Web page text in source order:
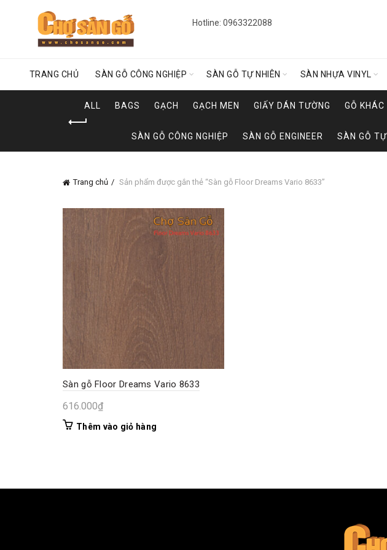
Hotline: 0963322088
TRANG CHỦ SÀN GỖ CÔNG NGHIỆP SÀN GỖ TỰ NHIÊN SÀN NHỰA VINYL
ALL BAGS GẠCH GẠCH MEN GIẤY DÁN TƯỜNG GỖ KHÁC
SÀN GỖ CÔNG NGHIỆP SÀN GỖ ENGINEER SÀN GỖ TỰ
Trang chủ Sản phẩm được gắn thẻ “Sàn gỗ Floor Dreams Vario 8633”
Sàn gỗ Floor Dreams Vario 8633
616.000₫
Thêm vào giỏ hàng